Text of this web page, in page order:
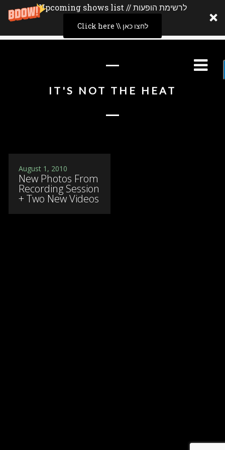
Upcoming shows list // לרשימת הופעות
Click here \\ לחצו כאן
IT'S NOT THE HEAT
August 1, 2010
New Photos From
Recording Session
+ Two New Videos